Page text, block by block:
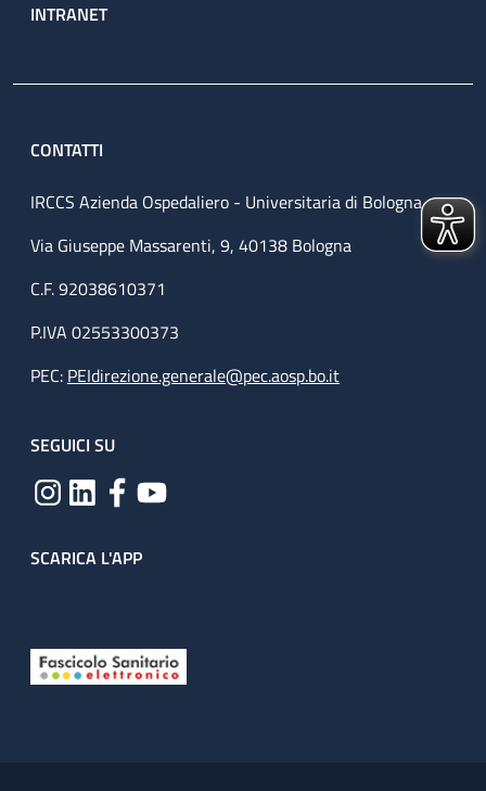
INTRANET
CONTATTI
IRCCS Azienda Ospedaliero - Universitaria di Bologna
Via Giuseppe Massarenti, 9, 40138 Bologna
C.F. 92038610371
P.IVA 02553300373
PEC: PEIdirezione.generale@pec.aosp.bo.it
SEGUICI SU
SCARICA L'APP